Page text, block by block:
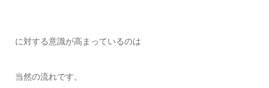
に対する意識が高まっているのは
当然の流れです。